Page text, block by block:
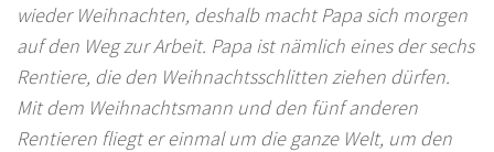
wieder Weihnachten, deshalb macht Papa sich morgen
auf den Weg zur Arbeit. Papa ist nämlich eines der sechs
Rentiere, die den Weihnachtsschlitten ziehen dürfen.
Mit dem Weihnachtsmann und den fünf anderen
Rentieren fliegt er einmal um die ganze Welt, um den